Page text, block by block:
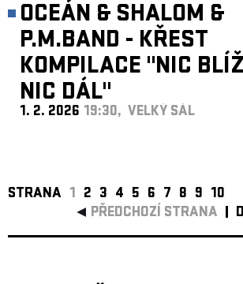
OCEÁN & SHALOM &
P.M.BAND - KŘEST
KOMPILACE "NIC
NIC DÁL"
1. 2. 2026 19:30, VELKÝ SÁL
STRANA 1 2 3 4 5 6 7 8 9 10
PŘEDCHOZÍ STRANA